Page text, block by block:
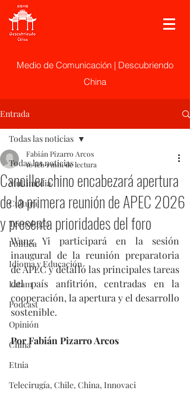
Medio de Comunicación | Descubriendo
China
Entrada
Todas las noticias
Multimedia
Cultura
Tecnología
Politica
Idioma y Educación
Latam
Podcast
Opinión
China
Etnia
Telecirugía, Chile, China, Innovaci
Todas las noticias
Canciller chino encabezará apertura
de la primera reunión de APEC 2026
y presenta prioridades del foro
Fabián Pizarro Arcos
10 feb1 min de lectura
Wang Yi participará en la sesión
inaugural de la reunión preparatoria
de APEC y detalló las principales tareas
del país anfitrión, centradas en la
cooperación, la apertura y el desarrollo
sostenible.
Por Fabián Pizarro Arcos